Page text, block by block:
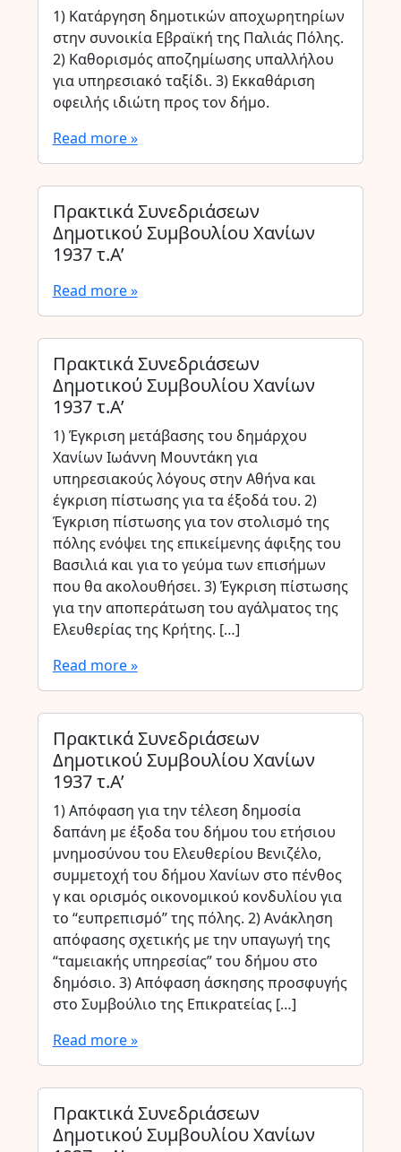
1) Κατάργηση δημοτικών αποχωρητηρίων
στην συνοικία Εβραϊκή της Παλιάς Πόλης.
2) Καθορισμός αποζημίωσης υπαλλήλου
για υπηρεσιακό ταξίδι. 3) Εκκαθάριση
οφειλής ιδιώτη προς τον δήμο.
Read more »
Πρακτικά Συνεδριάσεων
Δημοτικού Συμβουλίου Χανίων
1937 τ.Α’
Read more »
Πρακτικά Συνεδριάσεων
Δημοτικού Συμβουλίου Χανίων
1937 τ.Α’
1) Έγκριση μετάβασης του δημάρχου
Χανίων Ιωάννη Μουντάκη για
υπηρεσιακούς λόγους στην Αθήνα και
έγκριση πίστωσης για τα έξοδά του. 2)
Έγκριση πίστωσης για τον στολισμό της
πόλης ενόψει της επικείμενης άφιξης του
Βασιλιά και για το γεύμα των επισήμων
που θα ακολουθήσει. 3) Έγκριση πίστωσης
για την αποπεράτωση του αγάλματος της
Ελευθερίας της Κρήτης. […]
Read more »
Πρακτικά Συνεδριάσεων
Δημοτικού Συμβουλίου Χανίων
1937 τ.Α’
1) Απόφαση για την τέλεση δημοσία
δαπάνη με έξοδα του δήμου του ετήσιου
μνημοσύνου του Ελευθερίου Βενιζέλο,
συμμετοχή του δήμου Χανίων στο πένθος
γ και ορισμός οικονομικού κονδυλίου για
το “ευπρεπισμό” της πόλης. 2) Ανάκληση
απόφασης σχετικής με την υπαγωγή της
“ταμειακής υπηρεσίας” του δήμου στο
δημόσιο. 3) Απόφαση άσκησης προσφυγής
στο Συμβούλιο της Επικρατείας […]
Read more »
Πρακτικά Συνεδριάσεων
Δημοτικού Συμβουλίου Χανίων